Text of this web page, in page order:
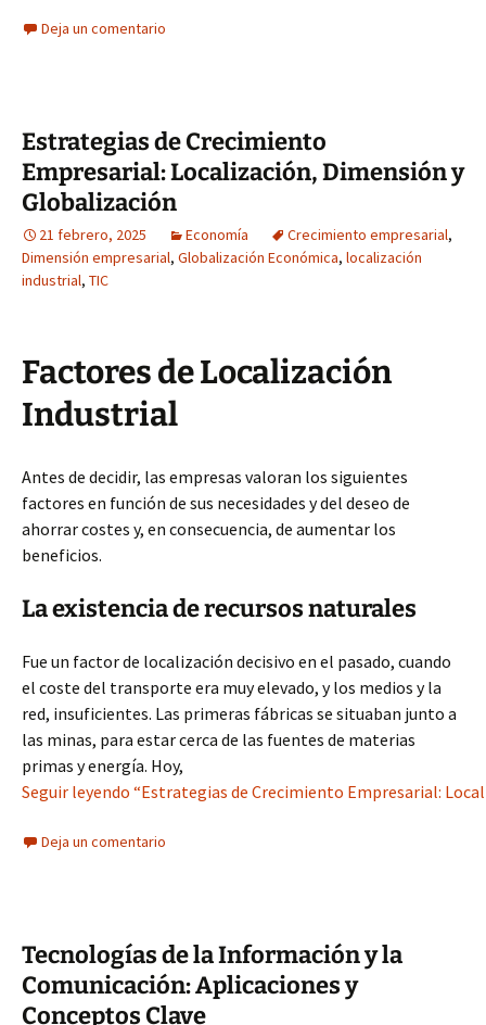
Deja un comentario
Estrategias de Crecimiento
Empresarial: Localización, Dimensión y
Globalización
21 febrero, 2025 Economía Crecimiento empresarial,
Dimensión empresarial, Globalización Económica, localización
industrial, TIC
Factores de Localización
Industrial
Antes de decidir, las empresas valoran los siguientes
factores en función de sus necesidades y del deseo de
ahorrar costes y, en consecuencia, de aumentar los
beneficios.
La existencia de recursos naturales
Fue un factor de localización decisivo en el pasado, cuando
el coste del transporte era muy elevado, y los medios y la
red, insuficientes. Las primeras fábricas se situaban junto a
las minas, para estar cerca de las fuentes de materias
primas y energía. Hoy,
Seguir leyendo “Estrategias de Crecimiento Empresarial:
Deja un comentario
Tecnologías de la Información y la
Comunicación: Aplicaciones y
Conceptos Clave